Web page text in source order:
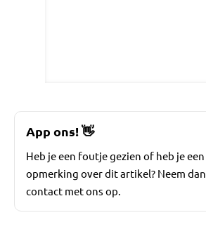
App ons! 👋
Heb je een foutje gezien of heb je een
opmerking over dit artikel? Neem dan
contact met ons op.